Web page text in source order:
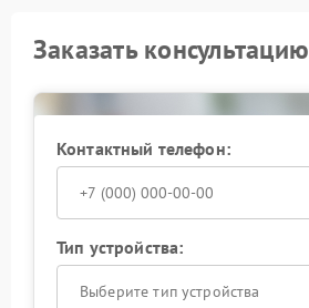
Заказать консультацию
Контактный телефон:
Тип устройства:
Выберите тип устройства